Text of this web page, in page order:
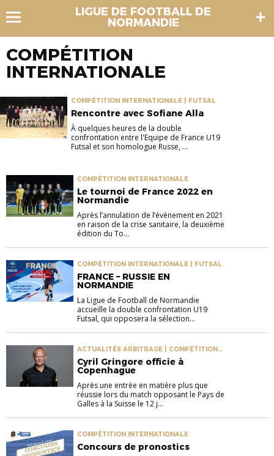
LIGUE DE FOOTBALL DE
NORMANDIE
COMPÉTITION
INTERNATIONALE
COMPÉTITION INTERNATIONALE | FUTSAL
Rencontre avec Sofiane Alla
À quelques heures de la double
confrontation entre l'Equipe de France U19
Futsal et son homologue Russe, ...
COMPÉTITION INTERNATIONALE
Le tournoi de France 2022 en
Normandie
Après l’annulation de l’événement en 2021
en raison de la crise sanitaire, la deuxième
édition du To...
COMPÉTITION INTERNATIONALE | FUTSAL
FRANCE – RUSSIE EN
NORMANDIE
La Ligue de Football de Normandie
accueille la double confrontation U19
Futsal, qui opposera la sélection...
ACTUALITÉS ARBITRAGE | COMPÉTITION
INTERNATIONALE
Cyril Gringore officie à
Copenhague
Après une entrée en matière plus que
réussie lors du match opposant le Pays de
Galles à la Suisse le 12 j...
COMPÉTITION INTERNATIONALE
Concours de pronostics